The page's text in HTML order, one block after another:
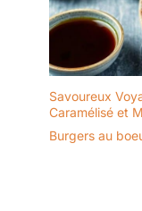
Savoureux
Caramélisé et
Burgers au